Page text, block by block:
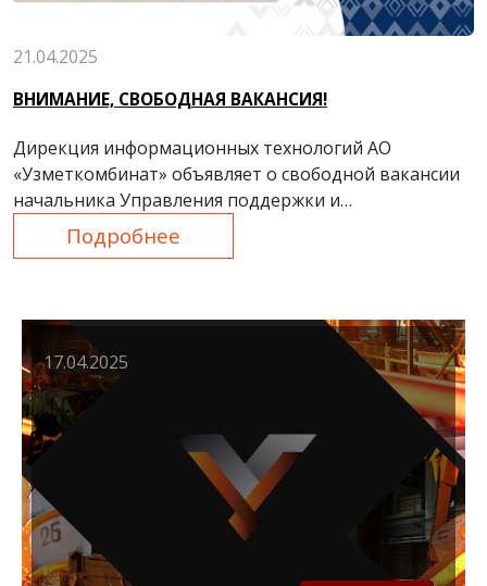
21.04.2025
ВНИМАНИЕ, СВОБОДНАЯ ВАКАНСИЯ!
Дирекция информационных технологий АО
«Узметкомбинат» объявляет о свободной вакансии
начальника Управления поддержки и
инфраструктуры.
Подробнее
17.04.2025